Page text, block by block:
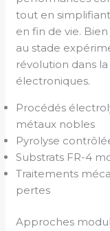
tout en
en fin de vie.
au stade
révolution dans
électroniques.
Procédés
métaux nobles
Pyrolyse
Substrats FR-4
Traitements
pertes
Approches